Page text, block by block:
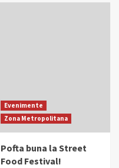
Evenimente
Zona Metropolitana
Pofta buna la Street
Food Festival!